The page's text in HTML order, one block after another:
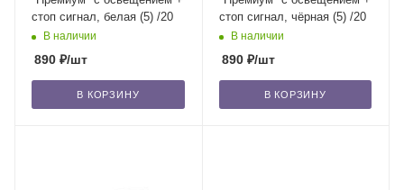
стоп сигнал, белая (5) /20
В наличии
890 ₽/шт
В КОРЗИНУ
стоп сигнал, чёрная (5) /20
В наличии
890₽/шт
В КОРЗИНУ